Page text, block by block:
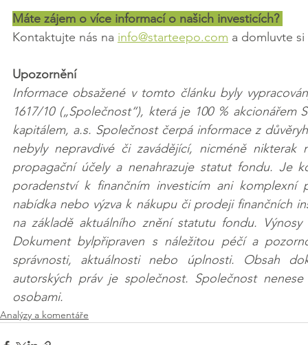
Máte zájem o více informací o našich investicích?
Kontaktujte nás na info@starteepo.com a domluvte si
Upozornění
Informace obsažené v tomto článku byly
1617/10 („Společnost“), která je 100 % akcionářem
kapitálem, a.s. Společnost čerpá informace z
nebyly nepravdivé či zavádějící, nicméně
propagační účely a nenahrazuje statut fondu. Je
poradenství k finančním investicím ani
nabídka nebo výzva k nákupu či prodeji finančních
na základě aktuálního znění statutu fondu.
Dokument bylpřipraven s náležitou péčí a
správnosti, aktuálnosti nebo úplnosti. Obsah
autorských práv je společnost. Společnost
osobami.
Analýzy a komentáře